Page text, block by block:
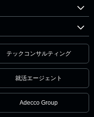
テックコンサルティング
就活エージェント
Adecco Group